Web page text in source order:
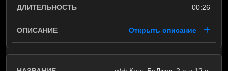
00:26
Открыть описание